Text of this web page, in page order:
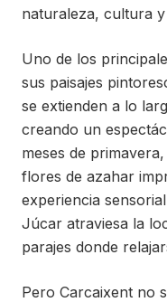
naturaleza, cultura
Uno de los
sus paisajes
se extienden a lo
creando un
meses de
flores de azahar
experiencia
Júcar atraviesa la
parajes donde
Pero Carcaixent no